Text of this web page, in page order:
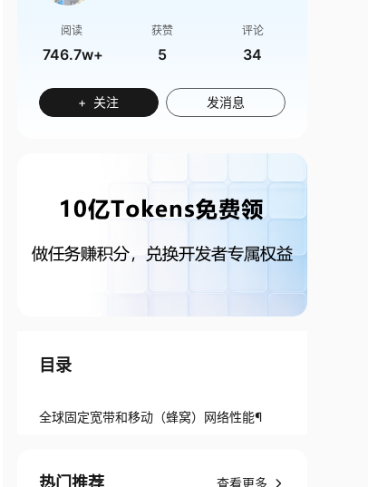
阅读
746.7w+
获赞
5
评论
34
+ 关注 发消息
目录
全球固定宽带和移动（蜂窝）网络性能¶
热门推荐 查看更多